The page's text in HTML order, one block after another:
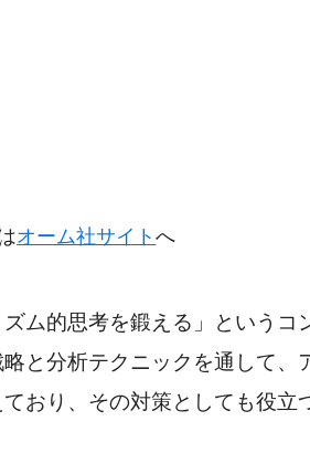
オーム社サイトへ
ム的思考を鍛える」というコ
と分析テクニックを通して
おり、その対策としても役立